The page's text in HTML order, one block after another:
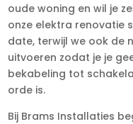
oude woning en wil je
onze elektra renovatie
date, terwijl we ook de
uitvoeren zodat je je
bekabeling tot
orde is.
Bij Brams Installaties